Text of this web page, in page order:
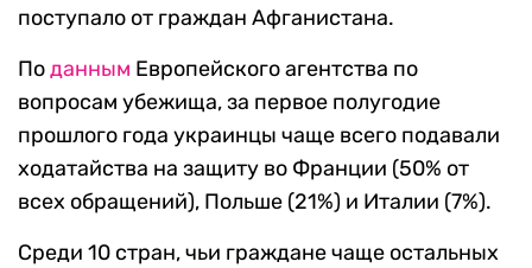
поступало от граждан Афганистана.
Поданным Европейского агентства по
вопросам убежища, за первое полугодие
прошлого года украинцы чаще всего подавали
ходатайства на защиту во Франции (50% от
всех обращений), Польше (21%) и Италии (7%).
Среди 10 стран, чьи граждане чаще остальных